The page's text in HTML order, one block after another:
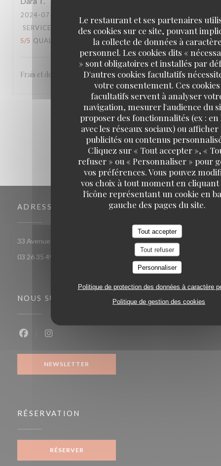
Le restaurant et ses partenaires
des cookies sur ce site, pouvant
la collecte de données à
personnel. Les cookies dits «
» sont obligatoires et installés par
D'autres cookies facultatifs
votre consentement. Ces cookies
facultatifs servent à analyser
navigation, mesurer l'audience du
proposer des fonctionnalités (ex : en
avec les réseaux sociaux) ou afficher
publicités ou contenus
Cliquez sur « Tout accepter », «
refuser » ou « Personnaliser » pour
vos préférences. Vous pouvez
vos choix à tout moment en
l'icône représentant un cookie en
gauche des pages du site.
Tout accepter
Tout refuser
Personnaliser
Politique de protection des données à caractère
Politique de gestion des cookies
2024-07-18
SERVICE
AMBIANCE: CUISINE:
5/5 QUALITÉ / PRIX 5/5
Frais et de qualité.
1 2 3
ADRESSE
33 Avenue Georges Clemenceau 51100 Reims((ouvre une
03 26 35 49 58
NOUS SUIVRE
NEWSLETTER
RÉSERVATION
RÉSERVER